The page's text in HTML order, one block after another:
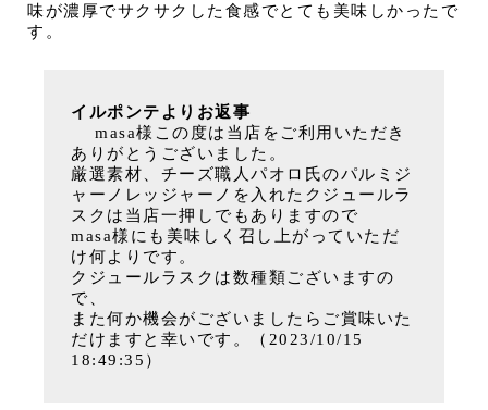
味が濃厚でサクサクした食感でとても美味しかったで
す。
イルポンテよりお返事
masa様この度は当店をご利用いただき
ありがとうございました。
厳選素材、チーズ職人パオロ氏のパルミジ
ャーノレッジャーノを入れたクジュールラ
スクは当店一押しでもありますので
masa様にも美味しく召し上がっていただ
け何よりです。
クジュールラスクは数種類ございますの
で、
また何か機会がございましたらご賞味いた
だけますと幸いです。（2023/10/15
18:49:35）